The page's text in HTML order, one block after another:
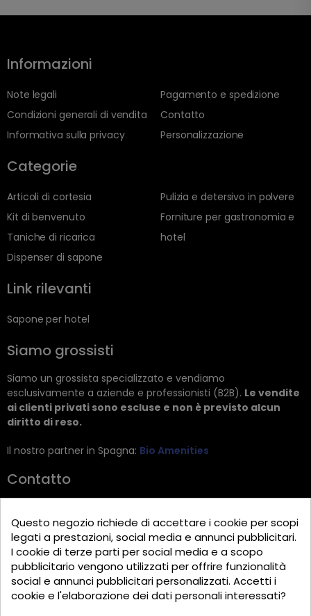
Informazioni
Note legali
Condizioni generali di vendita
Informativa sulla privacy
Pagamento e spedizione
Contatto
Personalizzazione
Categorie
Articoli di cortesia
Kit di benvenuto
Taniche di ricarica
Dispenser di sapone
Pulizia e detersivo in polvere
Forniture per gastronomia e
hotel
Link rilevanti
Sapone per hotel
Siamo grossisti
Siamo un grossista specializzato e vendiamo
esclusivamente a aziende e professionisti (B2B). Le vendite
ai clienti privati sono escluse e non è previsto alcun
diritto di reso.
Il nostro partner in Spagna: Bio Amenities
Contatto
Zietenstr. 9
12244 Berlin
Tel: +49 (0)30 2357 3470
info@top-amenities.com
Questo negozio richiede di accettare i cookie per scopi
legati a prestazioni, social media e annunci pubblicitari.
I cookie di terze parti per social media e a scopo
pubblicitario vengono utilizzati per offrire funzionalità
social e annunci pubblicitari personalizzati. Accetti i
cookie e l'elaborazione dei dati personali interessati?